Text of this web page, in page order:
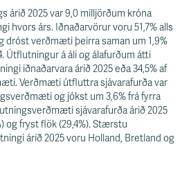
árið 2025 var 9,0 milljörðum króna
hvors árs. Iðnaðarvörur voru 51,7% alls
verðmæti þeirra saman um 1,9%
Útflutningur á áli og álafurðum átti
iðnaðarvara árið 2025 eða 34,5% af
Verðmæti útfluttra sjávarafurða var
og jókst um 3,6% frá fyrra
sjávarafurða árið 2025
og fryst flök (29,4%). Stærstu
árið 2025 voru Holland, Bretland og